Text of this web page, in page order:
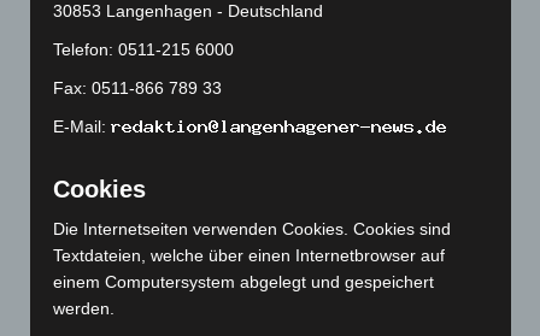
Juni 2023 (142)
April 2023(155)
März 2023(174)
Februar 2023
30853 Langenhagen - Deutschland
Telefon: 0511-215 6000
Fax: 0511-866 789 33
E-Mail:
Cookies
Die Internetseiten verwenden Cookies. Cookies sind
Textdateien, welche über einen Internetbrowser auf
einem Computersystem abgelegt und gespeichert
werden.